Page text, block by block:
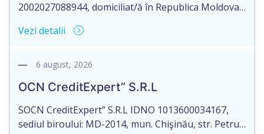
2002027088944, domiciliat/ă în Republica Moldova,
ap. 1, identificat/ă prin buletinul de identitate
Servicii Publice, anunţă pierderea Testamentului
notarul Mamadjanova Tatiana, originalul căruia se
păstrează în arhiva […]
Vezi detalii
6 august, 2026
OCN CreditExpert” S.R.L
SOCN CreditExpert” S.R.L IDNO 1013600034167,
sediul biroului: MD-2014, mun. Chişinău, str. Petru